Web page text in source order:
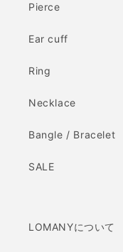
Pierce
Ear cuff
Ring
Necklace
Bangle / Bracelet
SALE
LOMANYについて